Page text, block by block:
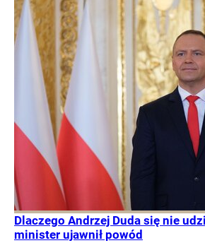
Dlaczego Andrzej Duda się nie
minister ujawnił powód